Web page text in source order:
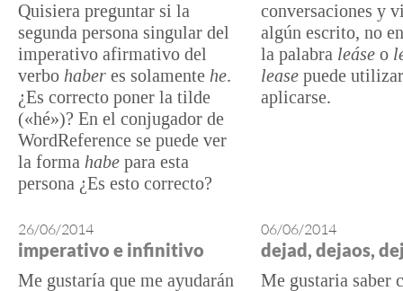
Quisiera preguntar si la
segunda persona singular del
imperativo afirmativo del
verbo haber es solamente he.
¿Es correcto poner la tilde
(«hé»)? En el conjugador de
WordReference se puede ver
la forma habe para esta
persona ¿Es esto correcto?
conversaciones y
algún escrito, no
la palabra leáse o
lease puede
aplicarse.
26/06/2014
imperativo e infinitivo
Me gustaría que me ayudarán
06/06/2014
dejad, dejaos,
Me gustaria saber